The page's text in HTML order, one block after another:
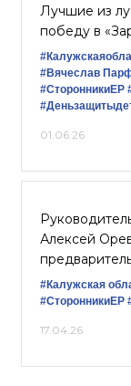
Лучшие из
победу в
#Вячеслав
#СторонникиЕР
01.06.26
Алексей
#Калужская
#СторонникиЕР
17.04.26